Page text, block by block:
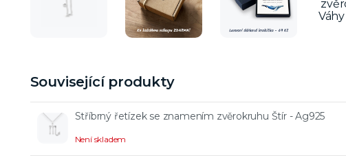
Související produkty
Stříbrný řetízek se znamením zvěrokruhu Štír - Ag925
Není skladem